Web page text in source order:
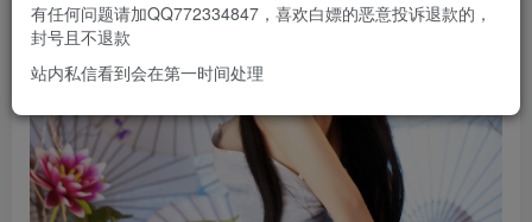
有任何问题请加QQ772334847，喜欢白嫖的恶意投诉退款的，
封号且不退款
站内私信看到会在第一时间处理